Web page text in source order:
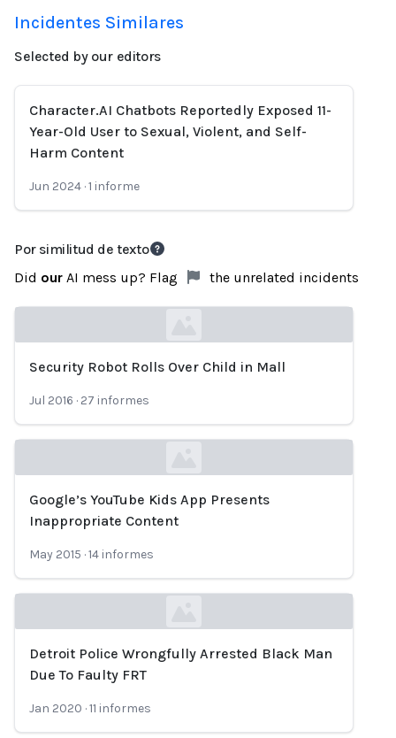
Incidentes Similares
Selected by our editors
Character.AI Chatbots Reportedly Exposed 11-
Year-Old User to Sexual, Violent, and Self-
Harm Content
Jun 2024 ·1 informe
Por similitud de texto
Did our AI mess up? Flag the unrelated incidents
Security Robot Rolls Over Child in Mall
Jul 2016 · 27 informes
Loading...
Google’s YouTube Kids App Presents
Inappropriate Content
May 2015 ·14 informes
Loading...
Detroit Police Wrongfully Arrested Black Man
Due To Faulty FRT
Jan 2020 ·11 informes